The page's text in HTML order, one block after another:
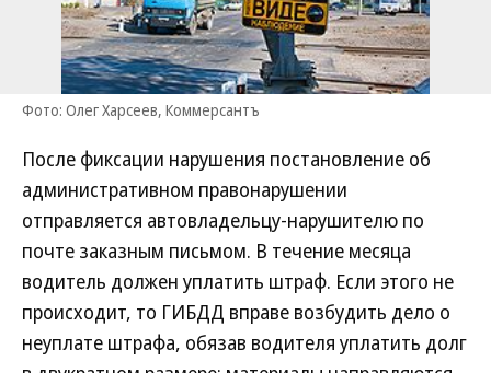
Фото: Олег Харсеев, Коммерсантъ
После фиксации нарушения постановление об
административном правонарушении
отправляется автовладельцу-нарушителю по
почте заказным письмом. В течение месяца
водитель должен уплатить штраф. Если этого не
происходит, то ГИБДД вправе возбудить дело о
неуплате штрафа, обязав водителя уплатить долг